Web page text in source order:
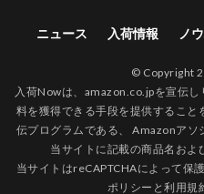
ニュース 入荷情報 ノ
© Copyright
入荷Nowは、amazon.co.jpを宣伝
料を獲得できる手段を提供するこ
伝プログラムである、 Amazonアソ
当サイトに記載の商品名およ
当サイトはreCAPTCHAによって保
ポリシー と利用規